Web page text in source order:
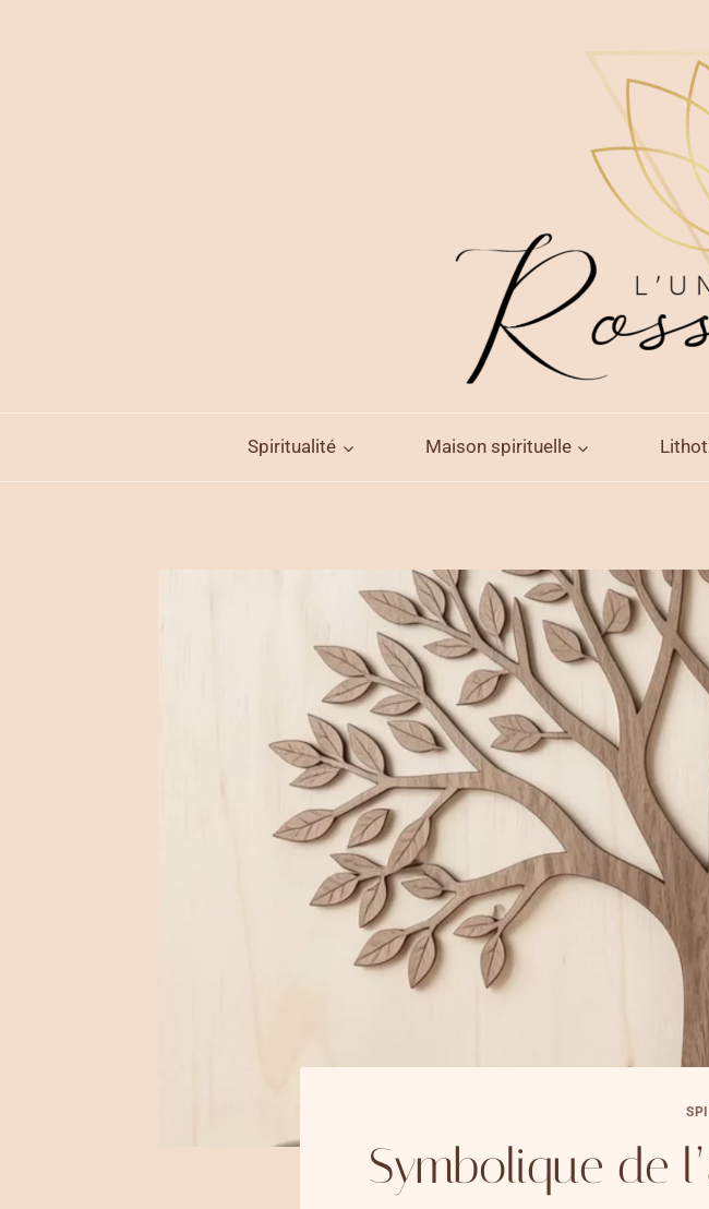
Spiritualité Maison spirituelle
Symbolique de